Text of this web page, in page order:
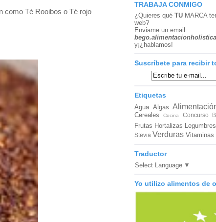
como Té Rooibos o Té rojo
TRABAJA CONMIGO
¿Quieres qué TU MARCA
web?
Enviame un email:
y¡¿hablamos!
Suscríbete para recibir
Etiquetas
Agua Algas
Cereales
Cocina Concurso
Frutas Hortalizas Legumbres
Stevia Verduras Vitaminas
Traductor
Select Language ▼
Yo utilizo alimentos de